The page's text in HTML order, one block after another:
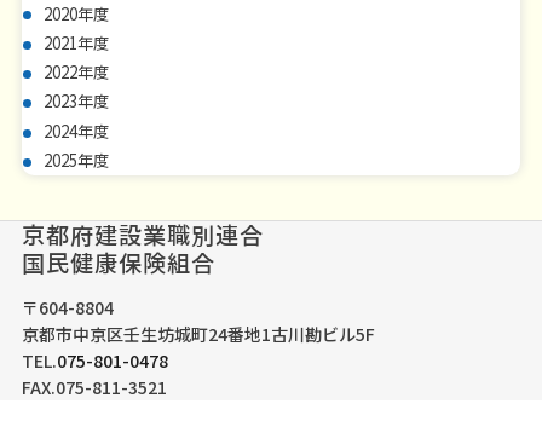
2020年度
2021年度
2022年度
2023年度
2024年度
2025年度
京都府建設業職別連合
国民健康保険組合
〒604-8804
京都市中京区壬生坊城町24番地1古川勘ビル5F
TEL.075-801-0478
FAX.075-811-3521